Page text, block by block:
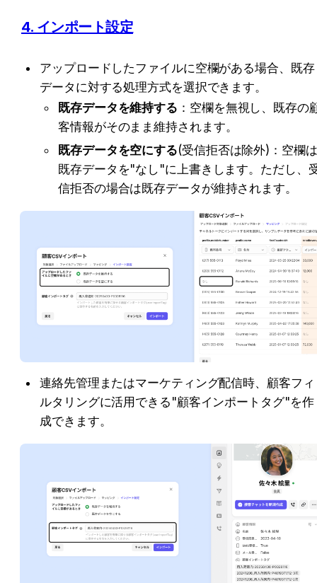
4. インポート設定
アップロードしたファイルに空欄がある場合、既存
データに対する処理方式を選択できます。
既存データを維持する ：空欄を無視し、既存の
客情報がそのまま維持されます。
既存データを空にする(受信拒否は除外)：空欄は
既存データを"なし"に上書きします。ただし、
信拒否の場合は既存データが維持されます。
連絡先管理またはマーケティング配信時、顧客フィ
ルタリングに活用できる"顧客インポートタグ"を作
成できます。